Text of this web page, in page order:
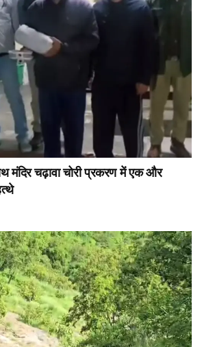
मंदिर चढ़ावा चोरी प्रकरण में एक और